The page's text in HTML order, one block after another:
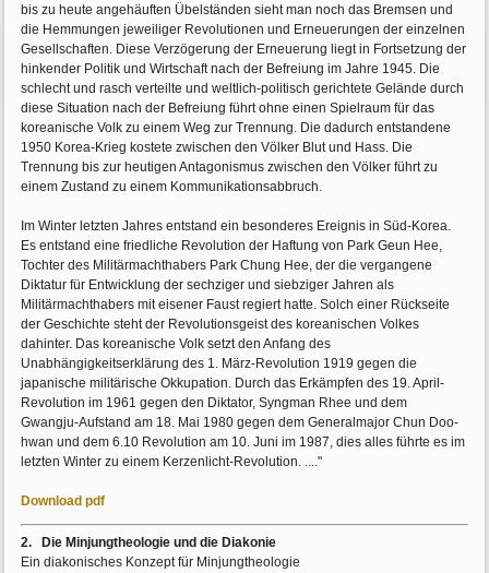
bis zu heute angehäuften Übelständen sieht man noch das Bremsen und
die Hemmungen jeweiliger Revolutionen und Erneuerungen der einzelnen
Gesellschaften. Diese Verzögerung der Erneuerung liegt in Fortsetzung der
hinkender Politik und Wirtschaft nach der Befreiung im Jahre 1945. Die
schlecht und rasch verteilte und weltlich-politisch gerichtete Gelände durch
diese Situation nach der Befreiung führt ohne einen Spielraum für das
koreanische Volk zu einem Weg zur Trennung. Die dadurch entstandene
1950 Korea-Krieg kostete zwischen den Völker Blut und Hass. Die
Trennung bis zur heutigen Antagonismus zwischen den Völker führt zu
einem Zustand zu einem Kommunikationsabbruch.
Im Winter letzten Jahres entstand ein besonderes Ereignis in Süd-Korea.
Es entstand eine friedliche Revolution der Haftung von Park Geun Hee,
Tochter des Militärmachthabers Park Chung Hee, der die vergangene
Diktatur für Entwicklung der sechziger und siebziger Jahren als
Militärmachthabers mit eisener Faust regiert hatte. Solch einer Rückseite
der Geschichte steht der Revolutionsgeist des koreanischen Volkes
dahinter. Das koreanische Volk setzt den Anfang des
Unabhängigkeitserklärung des 1. März-Revolution 1919 gegen die
japanische militärische Okkupation. Durch das Erkämpfen des 19. April-
Revolution im 1961 gegen den Diktator, Syngman Rhee und dem
Gwangju-Aufstand am 18. Mai 1980 gegen dem Generalmajor Chun Doo-
hwan und dem 6.10 Revolution am 10. Juni im 1987, dies alles führte es im
letzten Winter zu einem Kerzenlicht-Revolution. ...."
Download pdf
2. Die Minjungtheologie und die Diakonie
Ein diakonisches Konzept für Minjungtheologie